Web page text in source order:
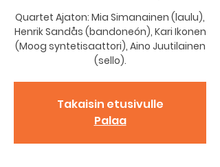
Quartet Ajaton: Mia Simanainen (laulu),
Henrik Sandås (bandoneón), Kari Ikonen
(Moog syntetisaattori), Aino Juutilainen
(sello).
Takaisin etusivulle
Palaa